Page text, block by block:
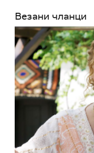
Везани чланци